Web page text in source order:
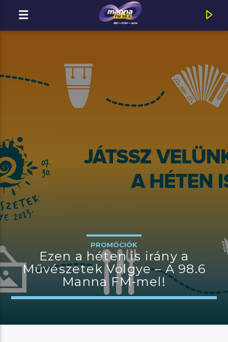
MOST ADÁSBAN
MannaFM
JELENLEGI MŰSOR
BUDAPEST UPDATE
PROMÓCIÓK
Ezen a héten is irány a
Művészetek Völgye – A 98.6
Manna FM-mel!